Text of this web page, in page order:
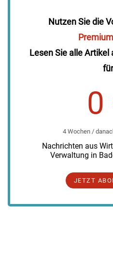
Nutzen Sie die
Lesen Sie alle Artikel
für
0
4 Wochen /
Nachrichten aus
Verwaltung in
JETZT